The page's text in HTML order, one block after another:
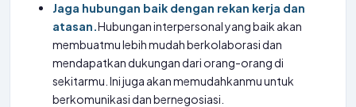
Jaga hubungan baik dengan rekan kerja dan
atasan.Hubungan interpersonal yang baik akan
membuatmu lebih mudah berkolaborasi dan
mendapatkan dukungan dari orang-orang di
sekitarmu. Ini juga akan memudahkanmu untuk
berkomunikasi dan bernegosiasi.